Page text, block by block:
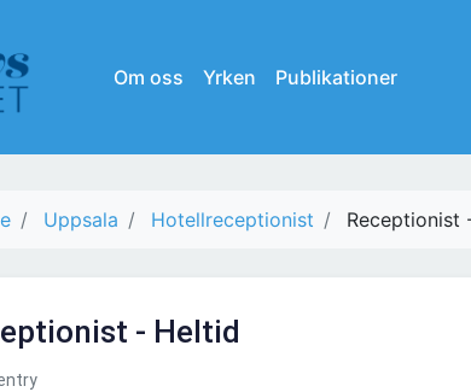
Om oss Yrken Publikationer
Uppsala Hotellreceptionist Receptionist
- Heltid